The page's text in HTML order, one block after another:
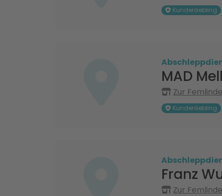
Kundenliebling
MAD
Zur
Kundenliebling
Franz
Zur